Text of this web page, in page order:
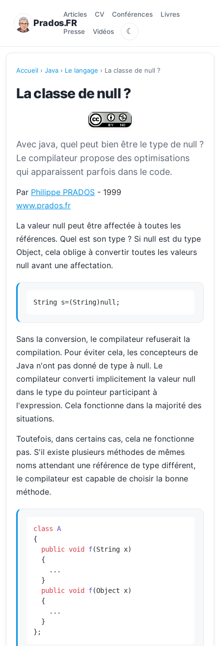
Prados.FR
Articles CV Conférences Livres
Presse Vidéos ☾
Accueil › Java › Le langage › La classe de null ?
La classe de null ?
Avec java, quel peut bien être le type de null ?
Le compilateur propose des optimisations
qui apparaissent parfois dans le code.
Par Philippe PRADOS - 1999
www.prados.fr
La valeur null peut être affectée à toutes les
références. Quel est son type ? Si null est du type
Object, cela oblige à convertir toutes les valeurs
null avant une affectation.
String s=(String)null;
Sans la conversion, le compilateur refuserait la
compilation. Pour éviter cela, les concepteurs de
Java n'ont pas donné de type à null. Le
compilateur converti implicitement la valeur null
dans le type du pointeur participant à
l'expression. Cela fonctionne dans la majorité des
situations.
Toutefois, dans certains cas, cela ne fonctionne
pas. S'il existe plusieurs méthodes de mêmes
noms attendant une référence de type différent,
le compilateur est capable de choisir la bonne
méthode.
class A
{
public void f(String x)
{
    ...
  }
public void f(Object x)
{
    ...
  }
};